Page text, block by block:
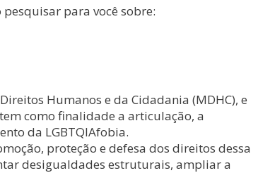
pesquisar para você sobre:
Humanos e da Cidadania (MDHC), e
tem como finalidade a articulação, a
da LGBTQIAfobia.
proteção e defesa dos direitos dessa
desigualdades estruturais, ampliar a